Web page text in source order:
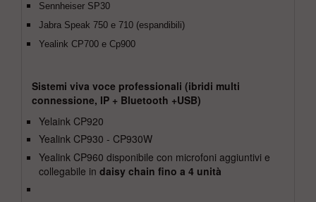
Sennheiser SP30
Jabra Speak 750 e 710 (espandibili)
Yealink CP700 e Cp900
Sistemi viva voce professionali (ibridi multi
connessione, IP + Bluetooth +USB)
Yelaink CP920
Yealink CP930 - CP930W
Yealink CP960 disponibile con microfoni aggiuntivi e
collegabile indaisy chain fino a 4 unità